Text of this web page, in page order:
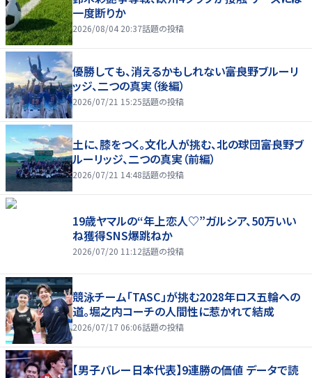
一度断りか
2026/08/04 20:37話題の投稿
優勝しても、消えるかもしれない――富良野ブルーリ
ッジ、二つの真実（後編）
2026/07/21 15:25話題の投稿
土に、膝をつく。文化人が挑む、北の球団――富良野ブ
ルーリッジ、二つの真実（前編）
2026/07/21 14:48話題の投稿
19歳ヤマルの“年上恋人♡”ガルシア、50万いい
ね獲得SNS爆跳ねか
2026/07/20 11:12話題の投稿
競泳チーム「TASC」が挑む2028年ロス五輪への
道。堀之内コーチの人間性に惹かれて結成
2026/07/17 06:06話題の投稿
【男子バレー日本代表】9連勝の価値 データで読